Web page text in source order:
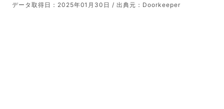
データ取得日：2025年01月30日 / 出典元： Doorkeeper